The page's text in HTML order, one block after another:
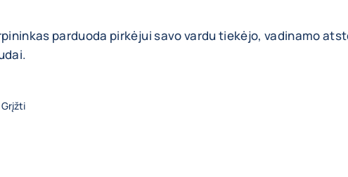
parduoda pirkėjui savo vardu tiekėjo, vadinamo
Grįžti